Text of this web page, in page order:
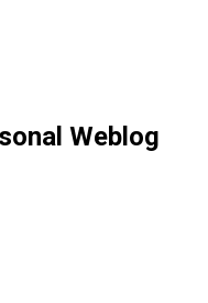
Weblog